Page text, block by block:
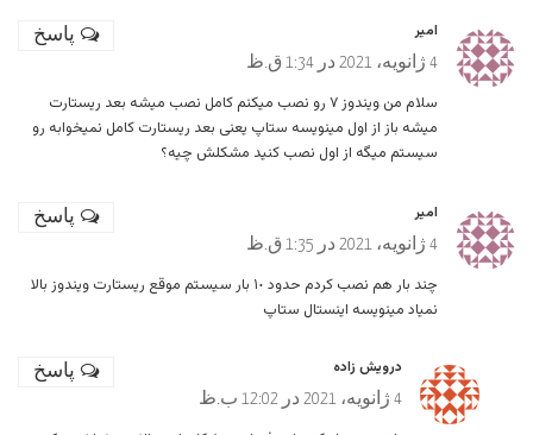
امير
4 ژانویه، 2021 در 1:34 ق.ظ
سلام من ويندوز ٧ رو نصب ميكنم كامل نصب ميشه بعد ريستارت
ميشه باز از اول مينويسه ستاپ يعنى بعد ريستارت كامل نميخوابه رو
سيستم ميگه از اول نصب كنيد مشكلش چيه؟
پاسخ
امير
4 ژانویه، 2021 در 1:35 ق.ظ
چند بار هم نصب كردم حدود ١٠ بار سيستم موقع ريستارت ويندوز بالا
نمياد مينويسه اينستال ستاپ
پاسخ
درویش زاده
4 ژانویه، 2021 در 12:02 ب.ظ
پاسخ